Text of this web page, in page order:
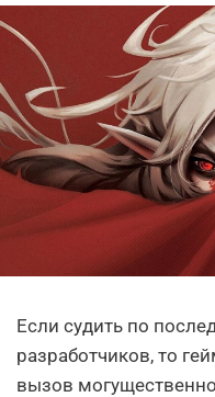
Если судить по
разработчиков, то
вызов